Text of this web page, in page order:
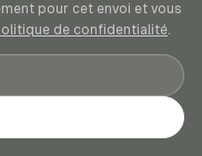
pour cet envoi et vous
de confidentialité.